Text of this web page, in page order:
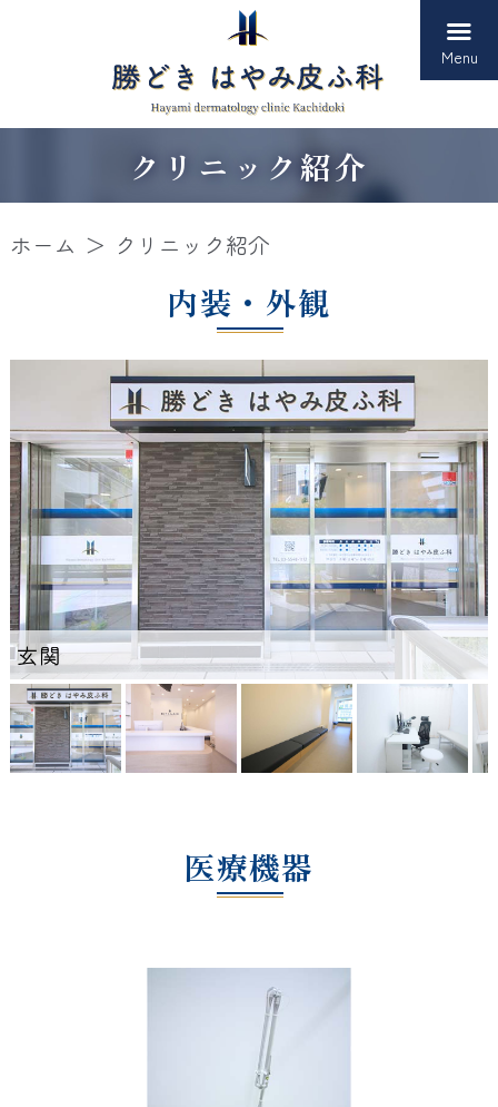
Menu
クリニック紹介
ホーム クリニック紹介
内装・外観
玄関
医療機器